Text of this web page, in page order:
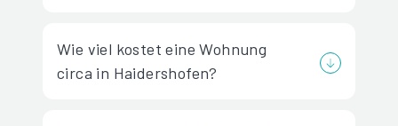
Wie viel kostet eine Wohnung
circa in Haidershofen?